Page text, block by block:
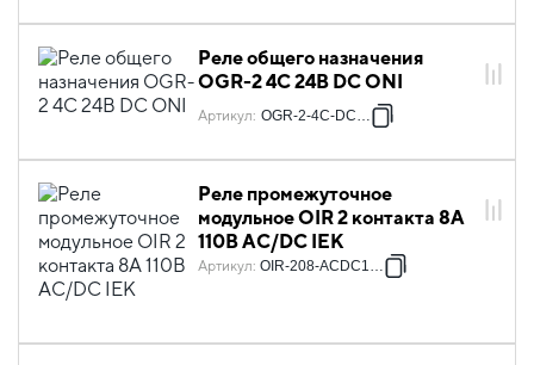
Реле общего назначения
OGR-2 4C 24В DC ONI
Артикул: OGR-2-4C-DC24V
Реле промежуточное
модульное OIR 2 контакта 8А
110В AC/DC IEK
Артикул: OIR-208-ACDC110V